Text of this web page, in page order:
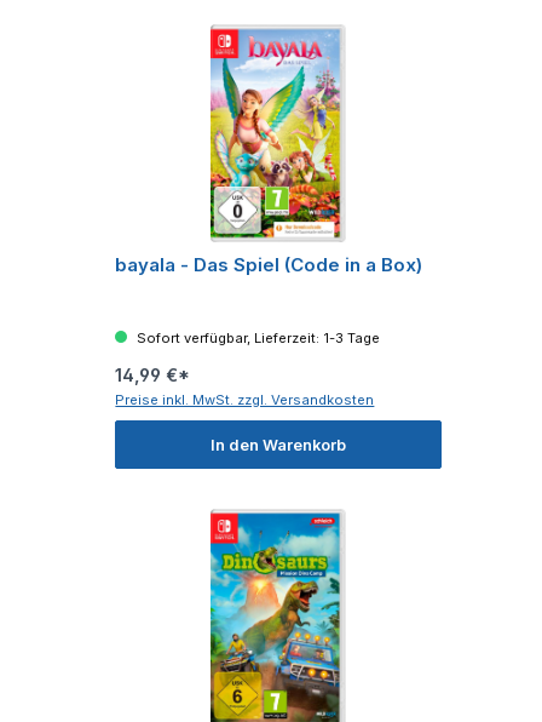
bayala - Das Spiel (Code in a Box)
Sofort verfügbar, Lieferzeit: 1-3 Tage
14,99 €*
Preise inkl. MwSt. zzgl. Versandkosten
In den Warenkorb